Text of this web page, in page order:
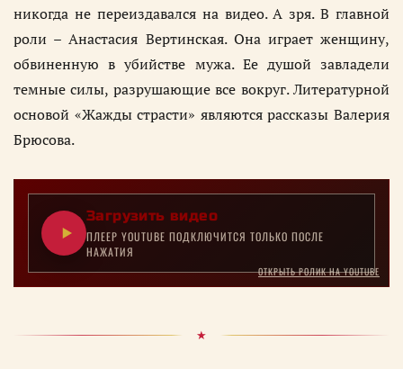
никогда не переиздавался на видео. А зря. В главной
роли – Анастасия Вертинская. Она играет женщину,
обвиненную в убийстве мужа. Ее душой завладели
темные силы, разрушающие все вокруг. Литературной
основой «Жажды страсти» являются рассказы Валерия
Брюсова.
Загрузить видео
ПЛЕЕР YOUTUBE ПОДКЛЮЧИТСЯ ТОЛЬКО ПОСЛЕ
НАЖАТИЯ
ОТКРЫТЬ РОЛИК НА YOUTUBE